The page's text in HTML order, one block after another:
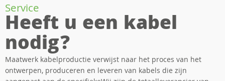
Service
Heeft u een kabel
nodig?
Maatwerk kabelproductie verwijst naar het proces van het
ontwerpen, produceren en leveren van kabels die zijn